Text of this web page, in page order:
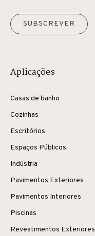
SUBSCREVER
Aplicações
Casas de banho
Cozinhas
Escritórios
Espaços Públicos
Indústria
Pavimentos Exteriores
Pavimentos Interiores
Piscinas
Revestimentos Exteriores